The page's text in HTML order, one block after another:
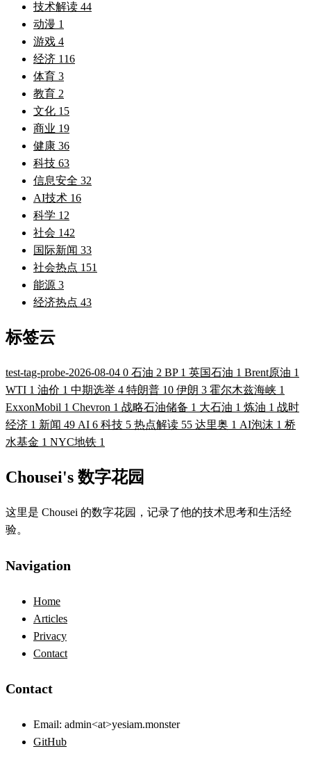
技术解读 44
动漫 1
游戏 4
经济 116
体育 3
教育 2
文化 15
商业 19
健康 36
科技 63
信息安全 32
AI技术 16
科学 12
社会 142
国际新闻 33
社会热点 151
能源 3
经济热点 43
标签云
test-tag-probe-2026-08-04 0 石油 2 BP 1 英国石油 1 Brent原油 1
WTI 1 油价 1 中期选举 4 特朗普 10 伊朗 3 霍尔木兹海峡 1
ExxonMobil 1 Chevron 1 战略石油储备 1 大石油 1 炼油 1 战时
经济 1 新闻 49 AI 6 科技 5 热点解读 55 达里奥 1 AI泡沫 1 桥
水基金 1 NYC地铁 1
Chousei's 数字花园
这里是 Chousei 的数字花园，记录了他的技术思考和生活经
验。
Navigation
Home
Articles
Privacy
Contact
Contact
Email: admin<at>yesiam.monster
GitHub